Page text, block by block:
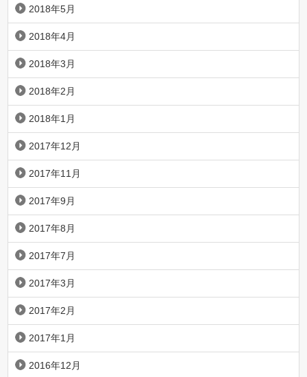
2018年5月
2018年4月
2018年3月
2018年2月
2018年1月
2017年12月
2017年11月
2017年9月
2017年8月
2017年7月
2017年3月
2017年2月
2017年1月
2016年12月